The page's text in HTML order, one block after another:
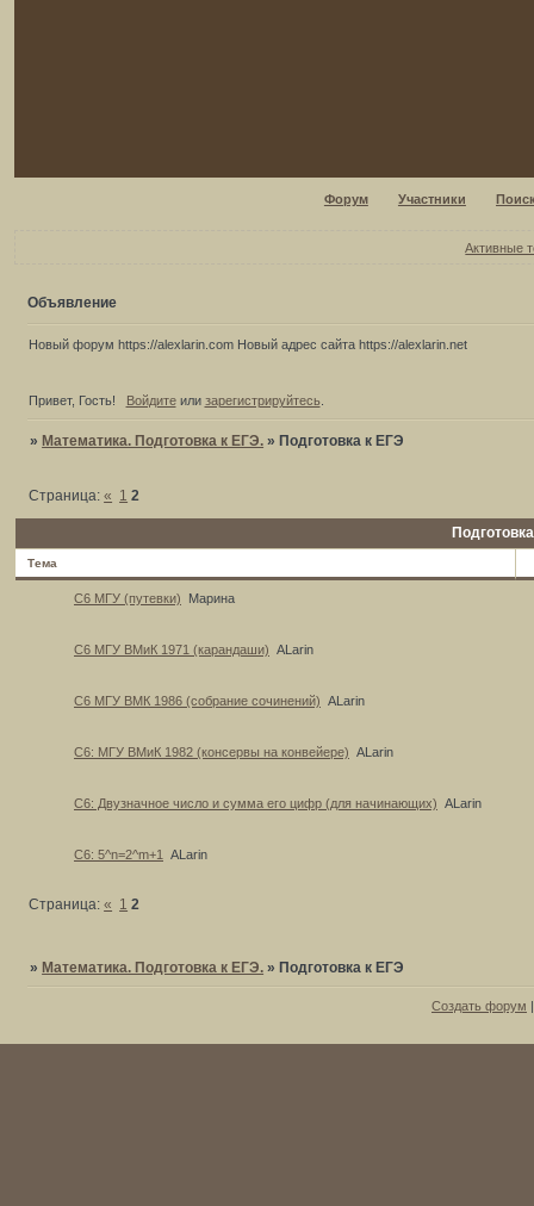
Форум Участники
Активные
Объявление
Новый форум https://alexlarin.com Новый адрес сайта https://alexlarin.net
Привет, Гость! Войдитеили зарегистрируйтесь.
»Математика. Подготовка к ЕГЭ. »Подготовка к ЕГЭ
Страница:« 1 2
Тема
C6 МГУ (путевки) Марина
С6 МГУ ВМиК 1971 (карандаши) ALarin
С6 МГУ ВМК 1986 (собрание сочинений) ALarin
С6: МГУ ВМиК 1982 (консервы на конвейере) ALarin
С6: Двузначное число и сумма его цифр (для начинающих) ALarin
С6: 5^n=2^m+1 ALarin
Страница:« 1 2
» Математика. Подготовка к ЕГЭ. » Подготовка к ЕГЭ
Создать форум